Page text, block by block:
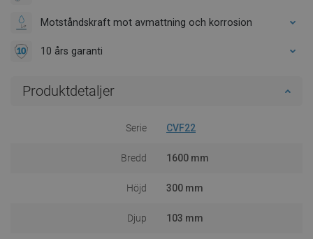
Motståndskraft mot avmattning och korrosion
10 års garanti
Produktdetaljer
Serie CVF22
Bredd 1600 mm
Höjd 300 mm
Djup 103 mm